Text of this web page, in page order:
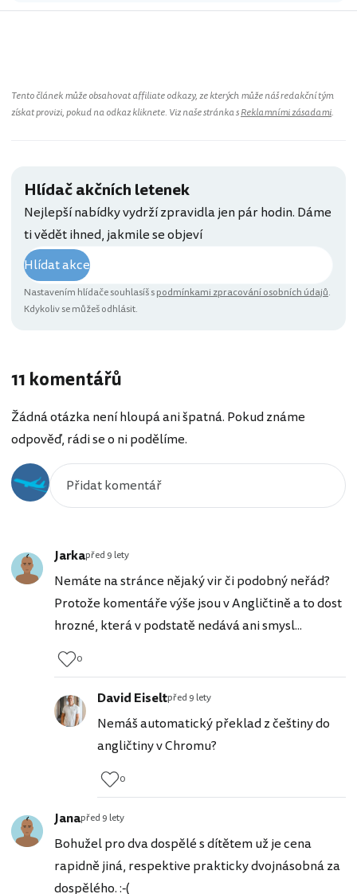
Tento článek může obsahovat affiliate odkazy, ze kterých může náš redakční tým
získat provizi, pokud na odkaz kliknete. Viz naše stránka sReklamními zásadami.
Hlídač akčních letenek
Nejlepší nabídky vydrží zpravidla jen pár hodin. Dáme
ti vědět ihned, jakmile se objeví
Hlídat akce
Nastavením hlídače souhlasíš spodmínkami zpracování osobních údajů.
Kdykoliv se můžeš odhlásit.
11 komentářů
Žádná otázka není hloupá ani špatná. Pokud známe
odpověď, rádi se o ni podělíme.
Jarkapřed 9 lety
Nemáte na stránce nějaký vir či podobný neřád?
Protože komentáře výše jsou v Angličtině a to dost
hrozné, která v podstatě nedává ani smysl...
0
David Eiseltpřed 9 lety
Nemáš automatický překlad z češtiny do
angličtiny v Chromu?
0
Janapřed 9 lety
Bohužel pro dva dospělé s dítětem už je cena
rapidně jiná, respektive prakticky dvojnásobná za
dospělého. :-(